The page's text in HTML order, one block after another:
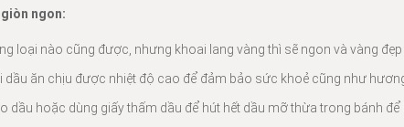
ngon:
loại nào cũng được, nhưng khoai lang vàng thì sẽ ngon và vàng đẹp
ăn chịu được nhiệt độ cao để đảm bảo sức khoẻ cũng như
dầu hoặc dùng giấy thấm dầu để hút hết dầu mỡ thừa trong bánh để